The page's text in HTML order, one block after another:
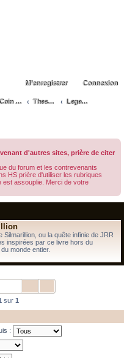
Connexion
M’enregistrer
Coin artistique Thesauruspedia de J.R.R. Tolkien
Legendarium
d'autres sites, prière de citer
du forum et les contrevenants
HS prière d'utiliser les rubriques
est assouplie. Merci de votre
Silmarillion, ou la quête infinie de JRR
inspirées par ce livre hors du
monde entier.
sur 1
: